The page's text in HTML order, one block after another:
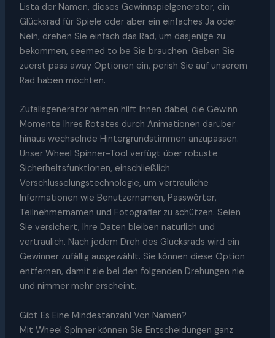
Lista der Namen, dieses Gewinnspielgenerator, ein
Glücksrad für Spiele oder aber ein einfaches Ja oder
Nein, drehen Sie einfach das Rad, um dasjenige zu
bekommen, seemed to be Sie brauchen. Geben Sie
zuerst pass away Optionen ein, perish Sie auf unserem
Rad haben möchten.
Zufallsgenerator namen hilft Ihnen dabei, die Gewinn
Momente Ihres Rotates durch Animationen darüber
hinaus wechselnde Hintergrundstimmen anzupassen.
Unser Wheel Spinner-Tool verfügt über robuste
Sicherheitsfunktionen, einschließlich
Verschlüsselungstechnologie, um vertrauliche
Informationen wie Benutzernamen, Passwörter,
Teilnehmernamen und Fotografier zu schützen. Seien
Sie versichert, Ihre Daten bleiben natürlich und
vertraulich. Nach jedem Dreh des Glücksrads wird ein
Gewinner zufällig ausgewählt. Sie können diese Option
entfernen, damit sie bei den folgenden Drehungen nie
und nimmer mehr erscheint.
Gibt Es Eine Mindestanzahl Von Namen?
Mit Wheel Spinner können Sie Entscheidungen ganz